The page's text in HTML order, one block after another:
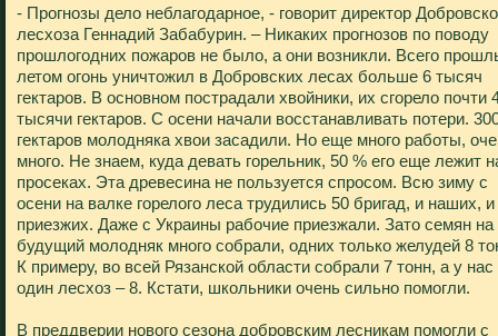
- Прогнозы дело неблагодарное, - говорит директор
лесхоза Геннадий Забабурин. – Никаких прогнозов по поводу
прошлогодних пожаров не было, а они возникли. Всего
летом огонь уничтожил в Добровских лесах больше 6 тысяч
гектаров. В основном пострадали хвойники, их сгорело почти
тысячи гектаров. С осени начали восстанавливать потери.
гектаров молодняка хвои засадили. Но еще много работы,
много. Не знаем, куда девать горельник, 50 % его еще лежит
просеках. Эта древесина не пользуется спросом. Всю зиму с
осени на валке горелого леса трудились 50 бригад, и наших, и
приезжих. Даже с Украины рабочие приезжали. Зато семян на
будущий молодняк много собрали, одних только желудей 8
К примеру, во всей Рязанской области собрали 7 тонн, а у нас
один лесхоз – 8. Кстати, школьники очень сильно помогли.
В преддверии нового сезона добровским лесникам помогли с